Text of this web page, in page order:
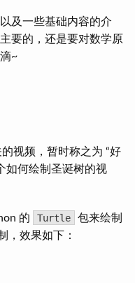
及一些基础内容的介
要的，还是要对数学原
~
视频，暂时称之为 “好
如何绘制圣诞树的视
的 Turtle
包来绘制
，效果如下：